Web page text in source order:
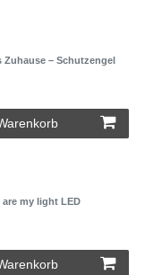
Zuhause – Schutzengel
my light LED